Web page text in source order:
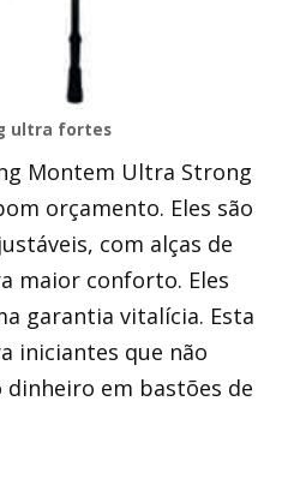
ultra fortes
Montem Ultra Strong
orçamento. Eles são
com alças de
maior conforto. Eles
garantia vitalícia. Esta
iniciantes que não
em bastões de